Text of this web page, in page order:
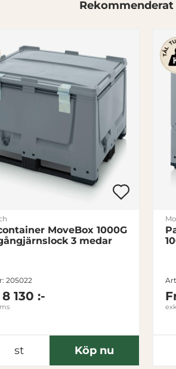
MoveBox 1000G
3 medar
205022
8 130 :-
st Köp nu